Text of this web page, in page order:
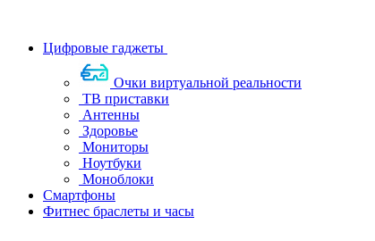
Цифровые гаджеты
Очки виртуальной реальности
ТВ приставки
Антенны
Здоровье
Мониторы
Ноутбуки
Моноблоки
Смартфоны
Фитнес браслеты и часы